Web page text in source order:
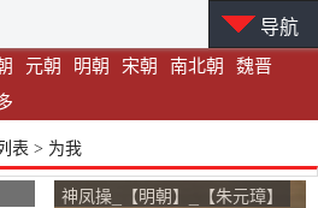
元朝 明朝 宋朝 南北朝
魏晋
导航
表 > 为我
神凤操_【明朝】_【朱元璋】